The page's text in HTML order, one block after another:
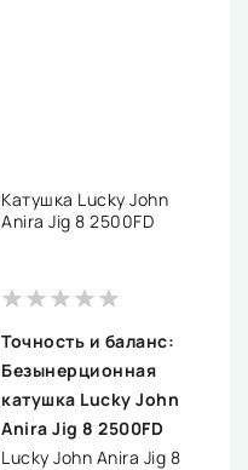
Катушка Lucky John
Anira Jig 8 2500FD
Точность и баланс:
Безынерционная
катушка Lucky John
Anira Jig 8 2500FD
Lucky John Anira Jig 8